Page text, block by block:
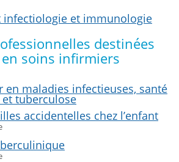
infectiologie et immunologie
destinées
soins infirmiers
en maladies infectieuses, santé
tuberculose
accidentelles chez l’enfant